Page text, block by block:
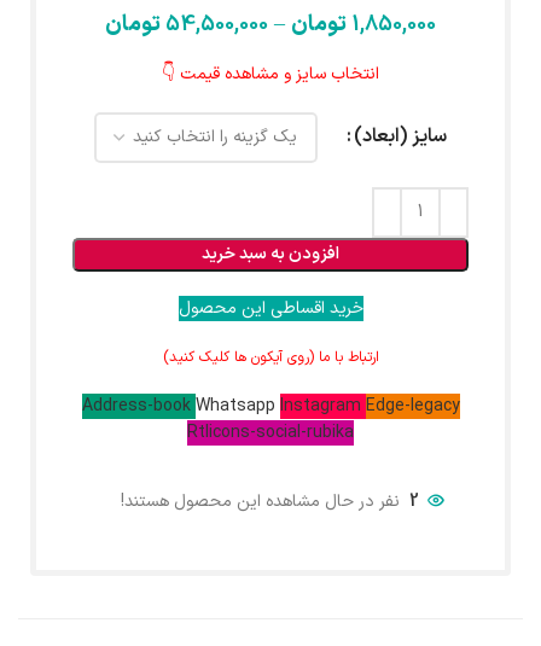
1,850,000تومان–
54,500,000تومان
انتخاب سایز و مشاهده قیمت 👇
سایز (ابعاد)
افزودن به سبد خرید
خرید اقساطی این محصول
ارتباط با ما (روی آیکون ها کلیک کنید)
Address-book Whatsapp Instagram Edge-legacy
Rtlicons-social-rubika
2 نفر در حال مشاهده این محصول هستند!